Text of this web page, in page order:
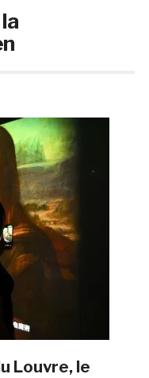
Louvre, le